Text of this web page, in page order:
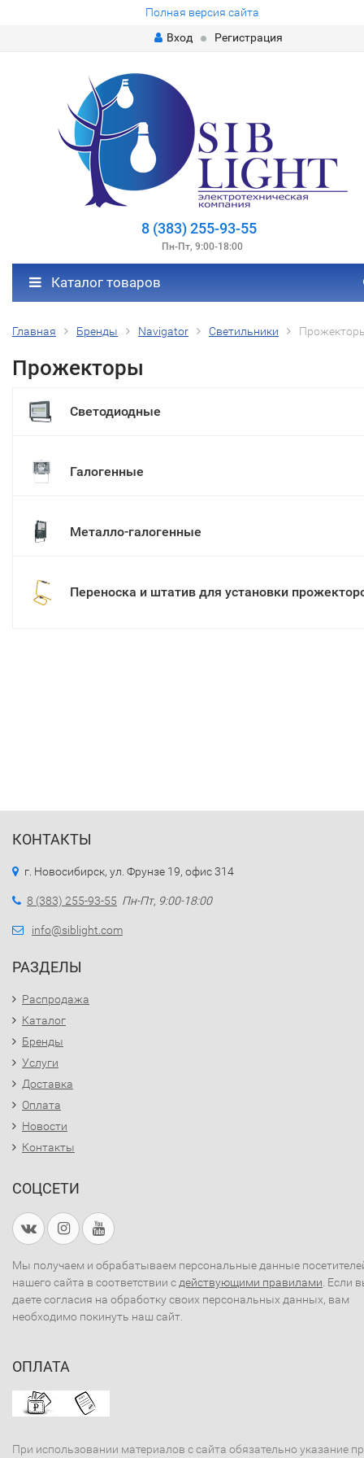
Полная версия сайта
Вход
Регистрация
8 (383) 255-93-55
Пн-Пт, 9:00-18:00
Каталог товаров
Главная Бренды Navigator Светильники
Прожекторы
Светодиодные
Галогенные
Металло-галогенные
Переноска и штатив для установки
КОНТАКТЫ
г. Новосибирск, ул. Фрунзе 19, офис 314
8 (383) 255-93-55 Пн-Пт, 9:00-18:00
info@siblight.com
РАЗДЕЛЫ
Распродажа
Каталог
Бренды
Услуги
Доставка
Оплата
Новости
Контакты
СОЦСЕТИ
Мы получаем и обрабатываем персональные данные
нашего сайта в соответствии с действующими правилами . Если
даете согласия на обработку своих персональных данных, вам
необходимо покинуть наш сайт.
ОПЛАТА
При использовании материалов с сайта обязательно указание